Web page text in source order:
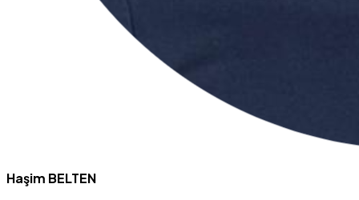
Haşim BELTEN